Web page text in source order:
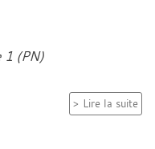
1 (PN)
Lire la suite